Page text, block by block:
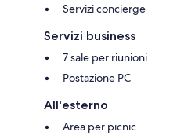
Servizi concierge
Servizi business
7 sale per riunioni
Postazione PC
All'esterno
Area per picnic